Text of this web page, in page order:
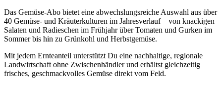
Das Gemüse-Abo bietet eine abwechslungsreiche Auswahl aus über
40 Gemüse- und Kräuterkulturen im Jahresverlauf – von knackigen
Salaten und Radieschen im Frühjahr über Tomaten und Gurken im
Sommer bis hin zu Grünkohl und Herbstgemüse.
Mit jedem Ernteanteil unterstützt Du eine nachhaltige, regionale
Landwirtschaft ohne Zwischenhändler und erhältst gleichzeitig
frisches, geschmackvolles Gemüse direkt vom Feld.